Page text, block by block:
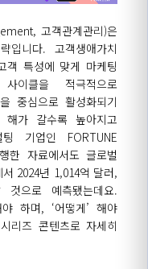
고객관계관리)은
니다. 고객생애가치
특성에 맞게 마케팅
이클을 적극적으로
중심으로 활성화되기
가 갈수록 높아지고
기업인 FORTUNE
한 자료에서도 글로벌
2024년 1,014억 달러,
으로 예측됐는데요.
하며, ‘어떻게’ 해야
리즈 콘텐츠로 자세히